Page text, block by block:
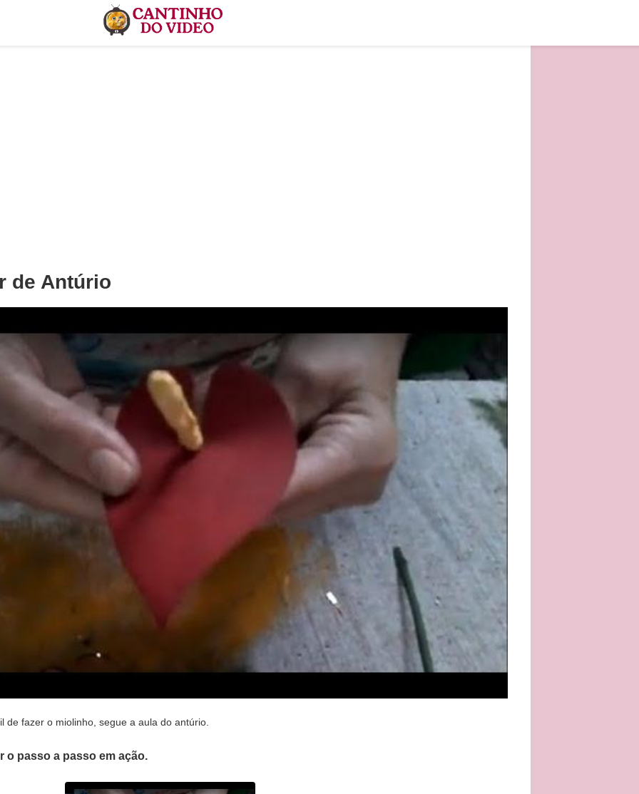
de Antúrio
fazer o miolinho, segue a aula do antúrio.
o passo a passo em ação.